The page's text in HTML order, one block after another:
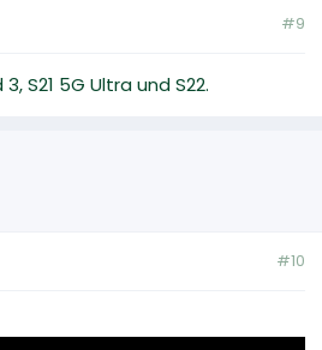
#9
S21 5G Ultra und S22.
#10